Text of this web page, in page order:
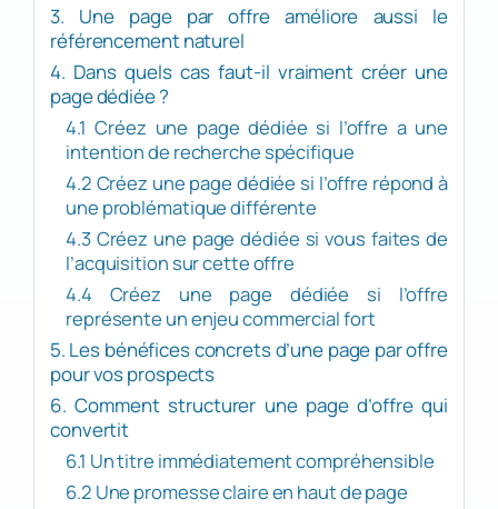
3. Une page par offre améliore aussi le
référencement naturel
4. Dans quels cas faut-il vraiment créer une
page dédiée ?
4.1 Créez une page dédiée si l’offre a une
intention de recherche spécifique
4.2 Créez une page dédiée si l’offre répond à
une problématique différente
4.3 Créez une page dédiée si vous faites de
l’acquisition sur cette offre
4.4 Créez une page dédiée si l’offre
représente un enjeu commercial fort
5. Les bénéfices concrets d’une page par offre
pour vos prospects
6. Comment structurer une page d’offre qui
convertit
6.1 Un titre immédiatement compréhensible
6.2 Une promesse claire en haut de page